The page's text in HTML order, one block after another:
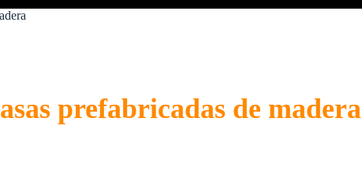
prefabricadas de madera